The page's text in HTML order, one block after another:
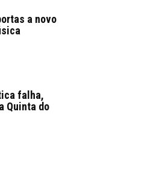
a novo
falha,
Quinta do